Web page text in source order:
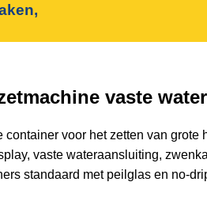
vaste
container voor het zetten van
vaste wateraansluiting,
standaard met peilglas en no-